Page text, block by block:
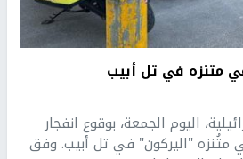
متنزه في تل أبيب
اليوم الجمعة، بوقوع انفجار
متُنزه "اليركون" في تل أبيب. وفق